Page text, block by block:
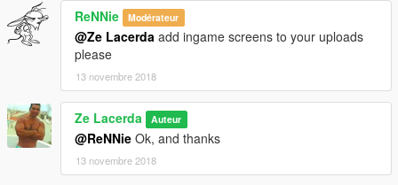
ReNNie Modérateur
@Ze Lacerda add ingame screens to your uploads
please
13 novembre 2018
Ze Lacerda Auteur
@ReNNie Ok, and thanks
13 novembre 2018